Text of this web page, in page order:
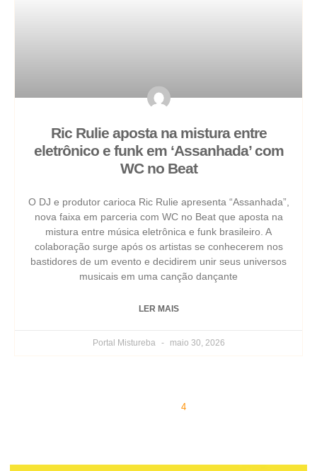
Ric Rulie aposta na mistura entre
eletrônico e funk em ‘Assanhada’ com
WC no Beat
O DJ e produtor carioca Ric Rulie apresenta “Assanhada”,
nova faixa em parceria com WC no Beat que aposta na
mistura entre música eletrônica e funk brasileiro. A
colaboração surge após os artistas se conhecerem nos
bastidores de um evento e decidirem unir seus universos
musicais em uma canção dançante
LER MAIS
Portal Mistureba maio 30, 2026
4